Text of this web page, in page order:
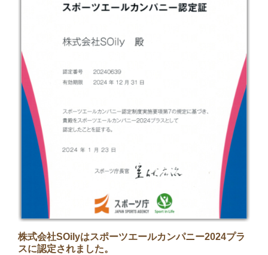
株式会社SOilyはスポーツエールカンパニー2024プラ
スに認定されました。